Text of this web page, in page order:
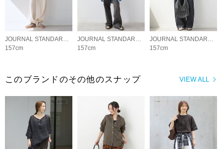
JOURNAL STANDARD relume LADYS
157cm
JOURNAL STANDARD relume LADYS
157cm
JOURNAL STANDARD relume LADYS
157cm
VIEW ALL
このブランドのその他のスナップ